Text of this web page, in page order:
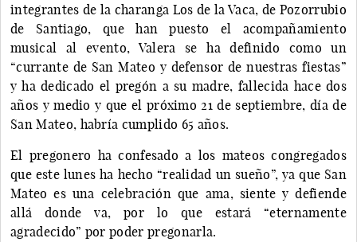
integrantes de la charanga Los de la Vaca, de Pozorrubio
de Santiago, que han puesto el acompañamiento
musical al evento, Valera se ha definido como un
“currante de San Mateo y defensor de nuestras fiestas”
y ha dedicado el pregón a su madre, fallecida hace dos
años y medio y que el próximo 21 de septiembre, día de
San Mateo, habría cumplido 65 años.
El pregonero ha confesado a los mateos congregados
que este lunes ha hecho “realidad un sueño”, ya que San
Mateo es una celebración que ama, siente y defiende
allá donde va, por lo que estará “eternamente
agradecido” por poder pregonarla.